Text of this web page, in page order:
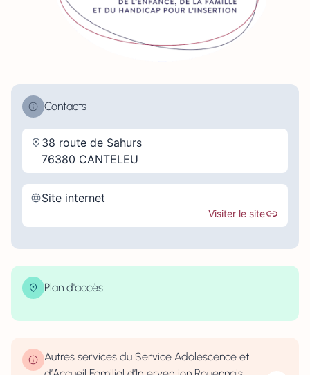
Contacts
38 route de Sahurs
76380 CANTELEU
Site internet
Visiter le site
Plan d'accès
×
−Autres services du Service Adolescence et